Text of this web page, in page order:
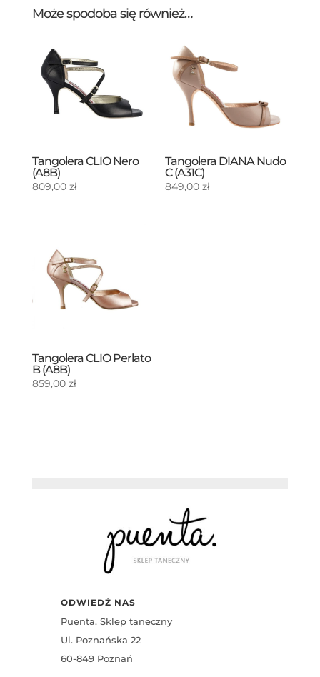
Może spodoba się również…
Tangolera CLIO Nero
(A8B)
809,00 zł
Tangolera DIANA Nudo
C (A31C)
849,00zł
Tangolera CLIO Perlato
B (A8B)
859,00 zł
ODWIEDŹ NAS
Puenta. Sklep taneczny
Ul. Poznańska 22
60-849 Poznań